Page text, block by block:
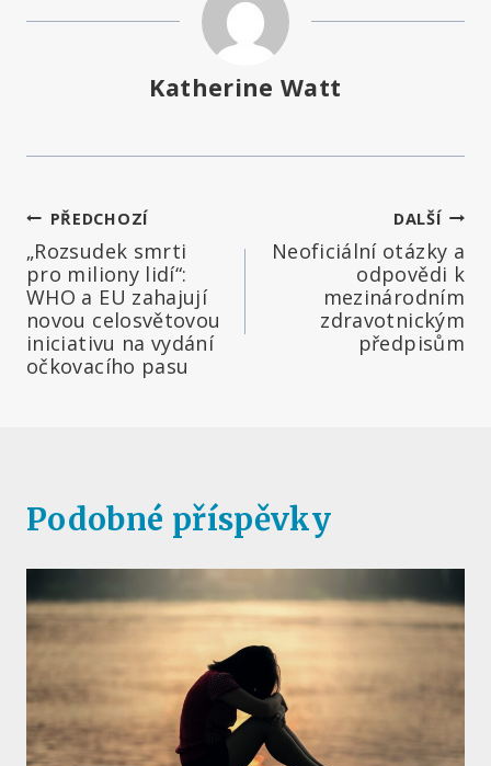
Katherine Watt
Navigace
pro
příspěvek
PŘEDCHOZÍ
„Rozsudek smrti
pro miliony lidí“:
WHO a EU zahajují
novou celosvětovou
iniciativu na vydání
očkovacího pasu
DALŠÍ
Neoficiální otázky a
odpovědi k
mezinárodním
zdravotnickým
předpisům
Podobné příspěvky